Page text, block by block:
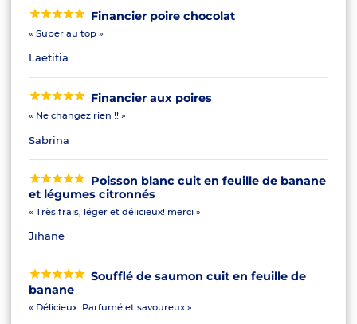
Financier poire chocolat
« Super au top »
Laetitia
Financier aux poires
« Ne changez rien !! »
Sabrina
Poisson blanc cuit en feuille de banane
et légumes citronnés
« Très frais, léger et délicieux! merci »
Jihane
Soufflé de saumon cuit en feuille de
banane
« Délicieux. Parfumé et savoureux »